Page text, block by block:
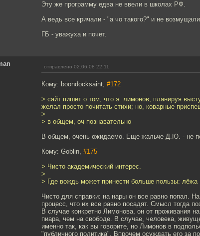
Эту же программу едва не ввели в школах РФ.
А ведь все кричали - "а чо такого?" и не
ГБ - уважуха и почет.
отправлено 02.06.08 22:11
Кому: boondocksaint, #172
> сайт пишет о том, что э. лимонов, планируя
желал просто почитать стихи; но, коварные
>
> в общем, оч познавательно
В общем, очень ожидаемо. Еще жальче Д.Ю. - не
Кому: Goblin, #175
> Чисто академический интерес.
>
> Где вождь может принести больше пользы: лёжа
Чисто для справки: на нары он все равно попал.
процесс, что их все равно посадят. Смысл тогда
В случае конкретно Лимонова, он от проживания
пиара, чем на свободе. В случае, человека,
именно так, как вы говорите, но Лимонов в
"публичного политика". Впрочем осуждать его за